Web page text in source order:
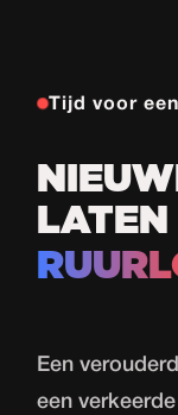
Tijd voor
Een
een